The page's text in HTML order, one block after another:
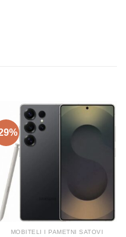
MOBITELI I PAMETNI SATOVI